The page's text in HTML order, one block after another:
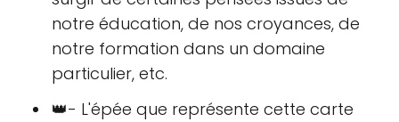
notre éducation, de nos croyances, de
notre formation dans un domaine
particulier, etc.
👑- L'épée que représente cette carte